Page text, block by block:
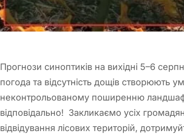
Прогнози синоптиків на вихідні 5–6
погода та відсутність дощів створюють
неконтрольованому поширенню
відповідально! Закликаємо усіх
відвідування лісових територій,